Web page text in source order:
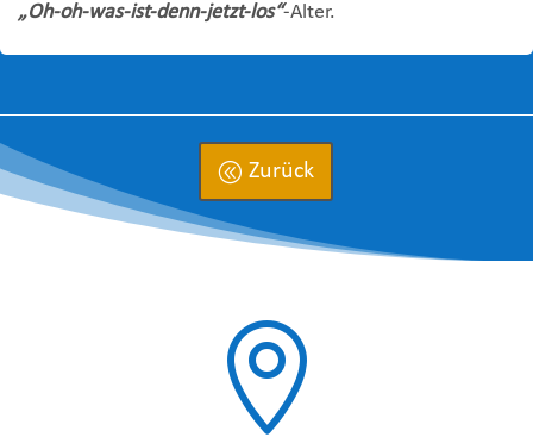
„Oh-oh-was-ist-denn-jetzt-los“-Alter.
Zurück
